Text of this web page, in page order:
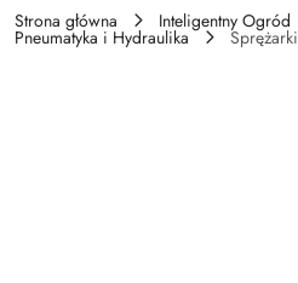
Strona główna Inteligentny Ogród
Pneumatyka i Hydraulika Sprężarki